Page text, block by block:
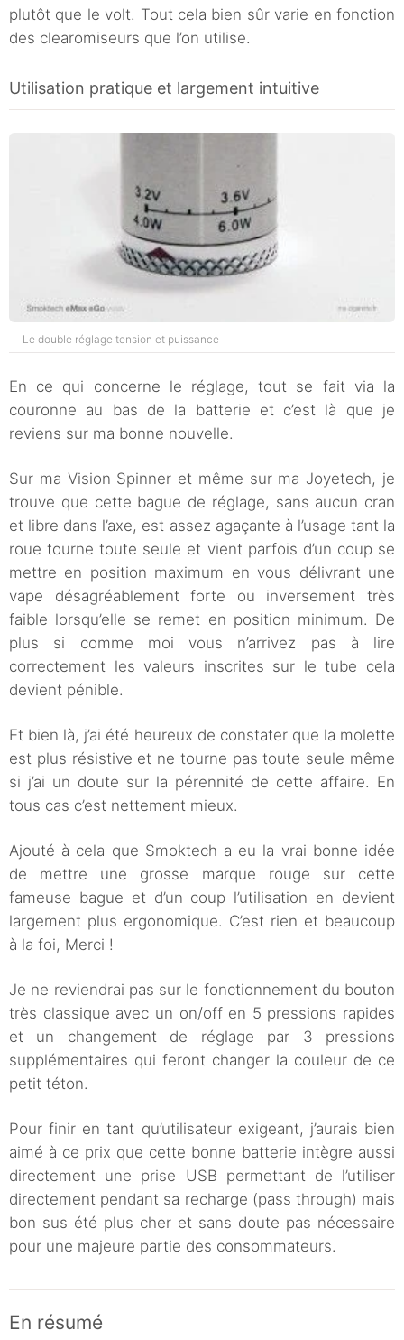
plutôt que le volt. Tout cela bien sûr varie en fonction
des clearomiseurs que l’on utilise.
Utilisation pratique et largement intuitive
Le double réglage tension et puissance
En ce qui concerne le réglage, tout se fait via la
couronne au bas de la batterie et c’est là que je
reviens sur ma bonne nouvelle.
Sur ma Vision Spinner et même sur ma Joyetech, je
trouve que cette bague de réglage, sans aucun cran
et libre dans l’axe, est assez agaçante à l’usage tant la
roue tourne toute seule et vient parfois d’un coup se
mettre en position maximum en vous délivrant une
vape désagréablement forte ou inversement très
faible lorsqu’elle se remet en position minimum. De
plus si comme moi vous n’arrivez pas à lire
correctement les valeurs inscrites sur le tube cela
devient pénible.
Et bien là, j’ai été heureux de constater que la molette
est plus résistive et ne tourne pas toute seule même
si j’ai un doute sur la pérennité de cette affaire. En
tous cas c’est nettement mieux.
Ajouté à cela que Smoktech a eu la vrai bonne idée
de mettre une grosse marque rouge sur cette
fameuse bague et d’un coup l’utilisation en devient
largement plus ergonomique. C’est rien et beaucoup
à la foi, Merci !
Je ne reviendrai pas sur le fonctionnement du bouton
très classique avec un on/off en 5 pressions rapides
et un changement de réglage par 3 pressions
supplémentaires qui feront changer la couleur de ce
petit téton.
Pour finir en tant qu’utilisateur exigeant, j’aurais bien
aimé à ce prix que cette bonne batterie intègre aussi
directement une prise USB permettant de l’utiliser
directement pendant sa recharge (pass through) mais
bon sus été plus cher et sans doute pas nécessaire
pour une majeure partie des consommateurs.
En résumé